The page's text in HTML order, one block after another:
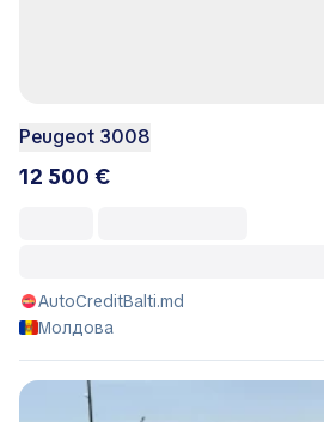
Peugeot 3008
12 500 €
AutoCreditBalti.md
Молдова